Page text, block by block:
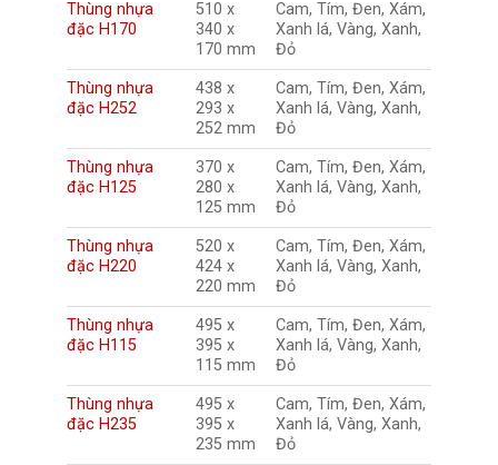
Thùng nhựa
đặc H170
510 x
340 x
170 mm
Cam, Tím, Đen, Xám,
Xanh lá, Vàng, Xanh,
Đỏ
Thùng nhựa
đặc H252
438 x
293 x
252 mm
Cam, Tím, Đen, Xám,
Xanh lá, Vàng, Xanh,
Đỏ
Thùng nhựa
đặc H125
370 x
280 x
125 mm
Cam, Tím, Đen, Xám,
Xanh lá, Vàng, Xanh,
Đỏ
Thùng nhựa
đặc H220
520 x
424 x
220 mm
Cam, Tím, Đen, Xám,
Xanh lá, Vàng, Xanh,
Đỏ
Thùng nhựa
đặc H115
495 x
395 x
115 mm
Cam, Tím, Đen, Xám,
Xanh lá, Vàng, Xanh,
Đỏ
Thùng nhựa
đặc H235
495 x
395 x
235 mm
Cam, Tím, Đen, Xám,
Xanh lá, Vàng, Xanh,
Đỏ